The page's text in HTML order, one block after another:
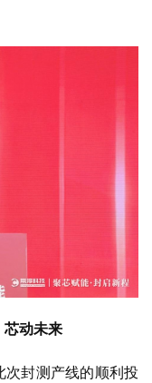
芯动未来
次封测产线的顺利投